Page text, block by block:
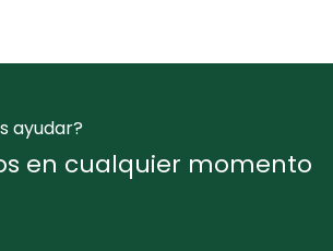
ayudar?
en cualquier momento